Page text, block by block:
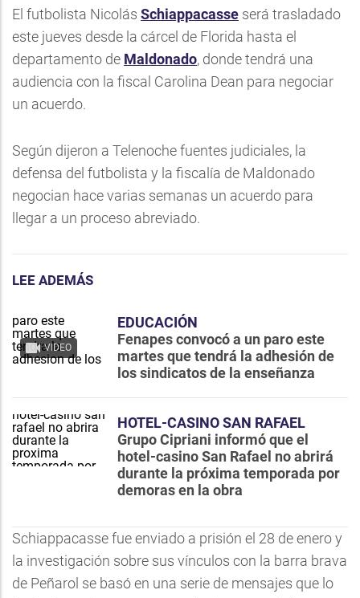
El futbolista Nicolás Schiappacasse será trasladado
este jueves desde la cárcel de Florida hasta el
departamento de Maldonado, donde tendrá una
audiencia con la fiscal Carolina Dean para negociar
un acuerdo.
Según dijeron a Telenoche fuentes judiciales, la
defensa del futbolista y la fiscalía de Maldonado
negocian hace varias semanas un acuerdo para
llegar a un proceso abreviado.
LEE ADEMÁS
VIDEO
EDUCACIÓN
Fenapes convocó a un paro este
martes que tendrá la adhesión de
los sindicatos de la enseñanza
HOTEL-CASINO SAN RAFAEL
Grupo Cipriani informó que el
hotel-casino San Rafael no abrirá
durante la próxima temporada por
demoras en la obra
Schiappacasse fue enviado a prisión el 28 de enero y
la investigación sobre sus vínculos con la barra brava
de Peñarol se basó en una serie de mensajes que lo